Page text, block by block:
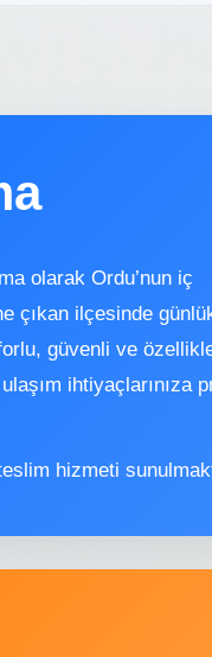
olarak Ordu’nun iç
çıkan ilçesinde
güvenli ve
ihtiyaçlarınıza
hizmeti